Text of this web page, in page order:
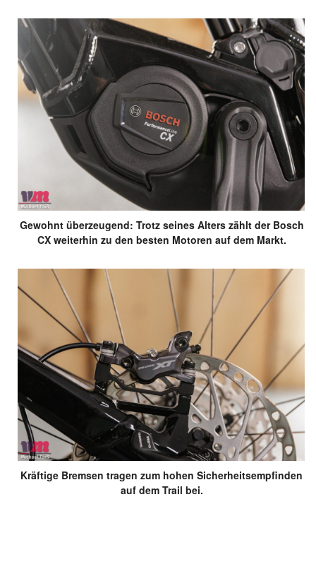
Gewohnt überzeugend: Trotz seines Alters zählt der Bosch
CX weiterhin zu den besten Motoren auf dem Markt.
Kräftige Bremsen tragen zum hohen Sicherheitsempfinden
auf dem Trail bei.